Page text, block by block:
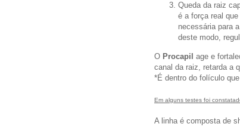
Queda da raiz
é a força real
necessária para
deste modo,
O Procapil age e
canal da raiz, retarda a
*É dentro do folículo
Em alguns testes foi
A linha é composta de